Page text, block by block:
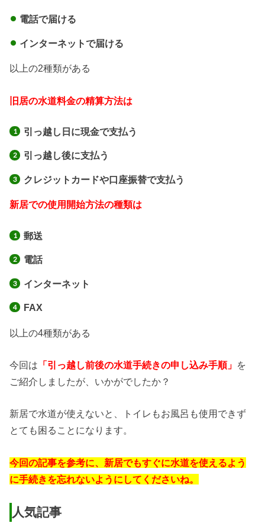
電話で届ける
インターネットで届ける
以上の2種類がある
旧居の水道料金の精算方法は
引っ越し日に現金で支払う
引っ越し後に支払う
クレジットカードや口座振替で支払う
新居での使用開始方法の種類は
郵送
電話
インターネット
FAX
以上の4種類がある
今回は 「引っ越し前後の水道手続きの申し込み手順」 を
ご紹介しましたが、いかがでしたか？
新居で水道が使えないと、トイレもお風呂も使用できず
とても困ることになります。
今回の記事を参考に、新居でもすぐに水道を使えるよう
に手続きを忘れないようにしてくださいね。
人気記事